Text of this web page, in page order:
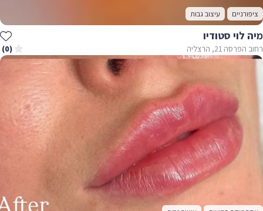
ציפורניים עיצוב גבות
מיה לוי סטודיו
רחוב הפרסה 21, הרצליה (0)